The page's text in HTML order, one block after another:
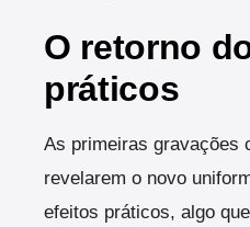
O retorno
práticos
As primeiras gravações
revelarem o novo
efeitos práticos, algo